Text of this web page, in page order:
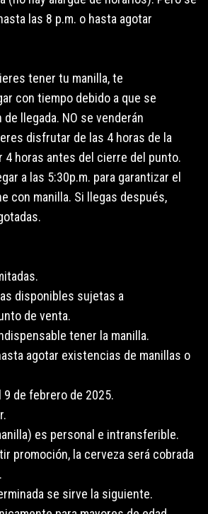
las 8 p.m. o hasta agotar
tener tu manilla, te
con tiempo debido a que se
llegada. NO se venderán
disfrutar de las 4 horas de la
4 horas antes del cierre del punto.
a las 5:30p.m. para garantizar el
con manilla. Si llegas después,
disponibles sujetas a
de venta.
tener la manilla.
agotar existencias de manillas o
9 de febrero de 2025.
es personal e intransferible.
promoción, la cerveza será cobrada
se sirve la siguiente.